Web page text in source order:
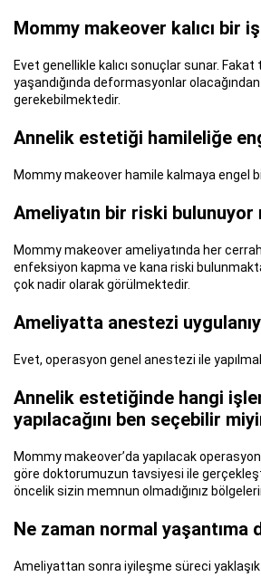
Mommy makeover kalıcı bir
Evet genellikle kalıcı sonuçlar sunar.
yaşandığında deformasyonlar
gerekebilmektedir.
Annelik estetiği hamileliğe
Mommy makeover hamile kalmaya engel
Ameliyatın bir riski bulunuyor
Mommy makeover ameliyatında her
enfeksiyon kapma ve kana riski
çok nadir olarak görülmektedir.
Ameliyatta anestezi
Evet, operasyon genel anestezi ile
Annelik estetiğinde hangi
yapılacağını ben seçebilir
Mommy makeover’da yapılacak
göre doktorumuzun tavsiyesi ile
öncelik sizin memnun olmadığınız
Ne zaman normal yaşantıma
Ameliyattan sonra iyileşme süreci